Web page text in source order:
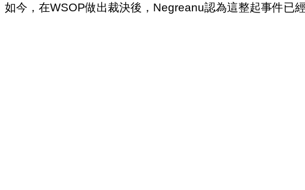
如今，在WSOP做出裁決後，Negreanu認為這整起事件已